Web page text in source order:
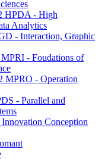
HPDA - High
Analytics
- Interaction, Graphic
- Foudations of
MPRO - Operation
- Parallel and
Conception